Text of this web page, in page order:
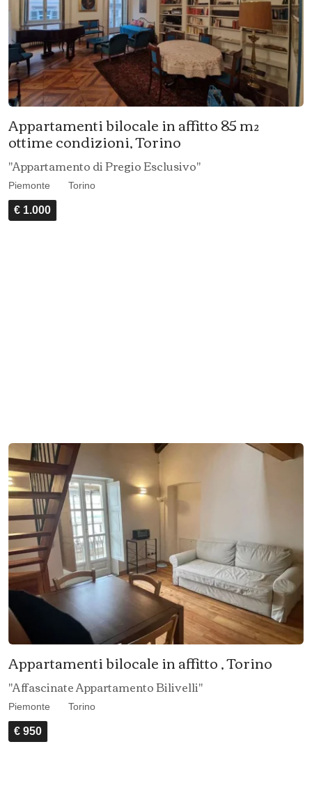
Appartamenti bilocale in affitto 85 m²
ottime condizioni, Torino
"Appartamento di Pregio Esclusivo"
Piemonte Torino
€ 1.000
Appartamenti bilocale in affitto , Torino
"Affascinate Appartamento Bilivelli"
Piemonte Torino
€ 950